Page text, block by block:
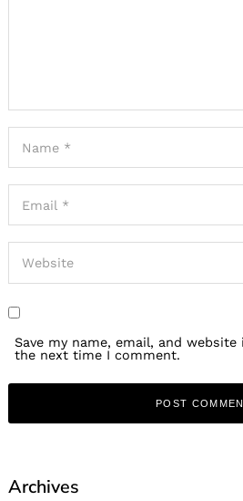
Save my name, email, and
the next time I comment.
Archives